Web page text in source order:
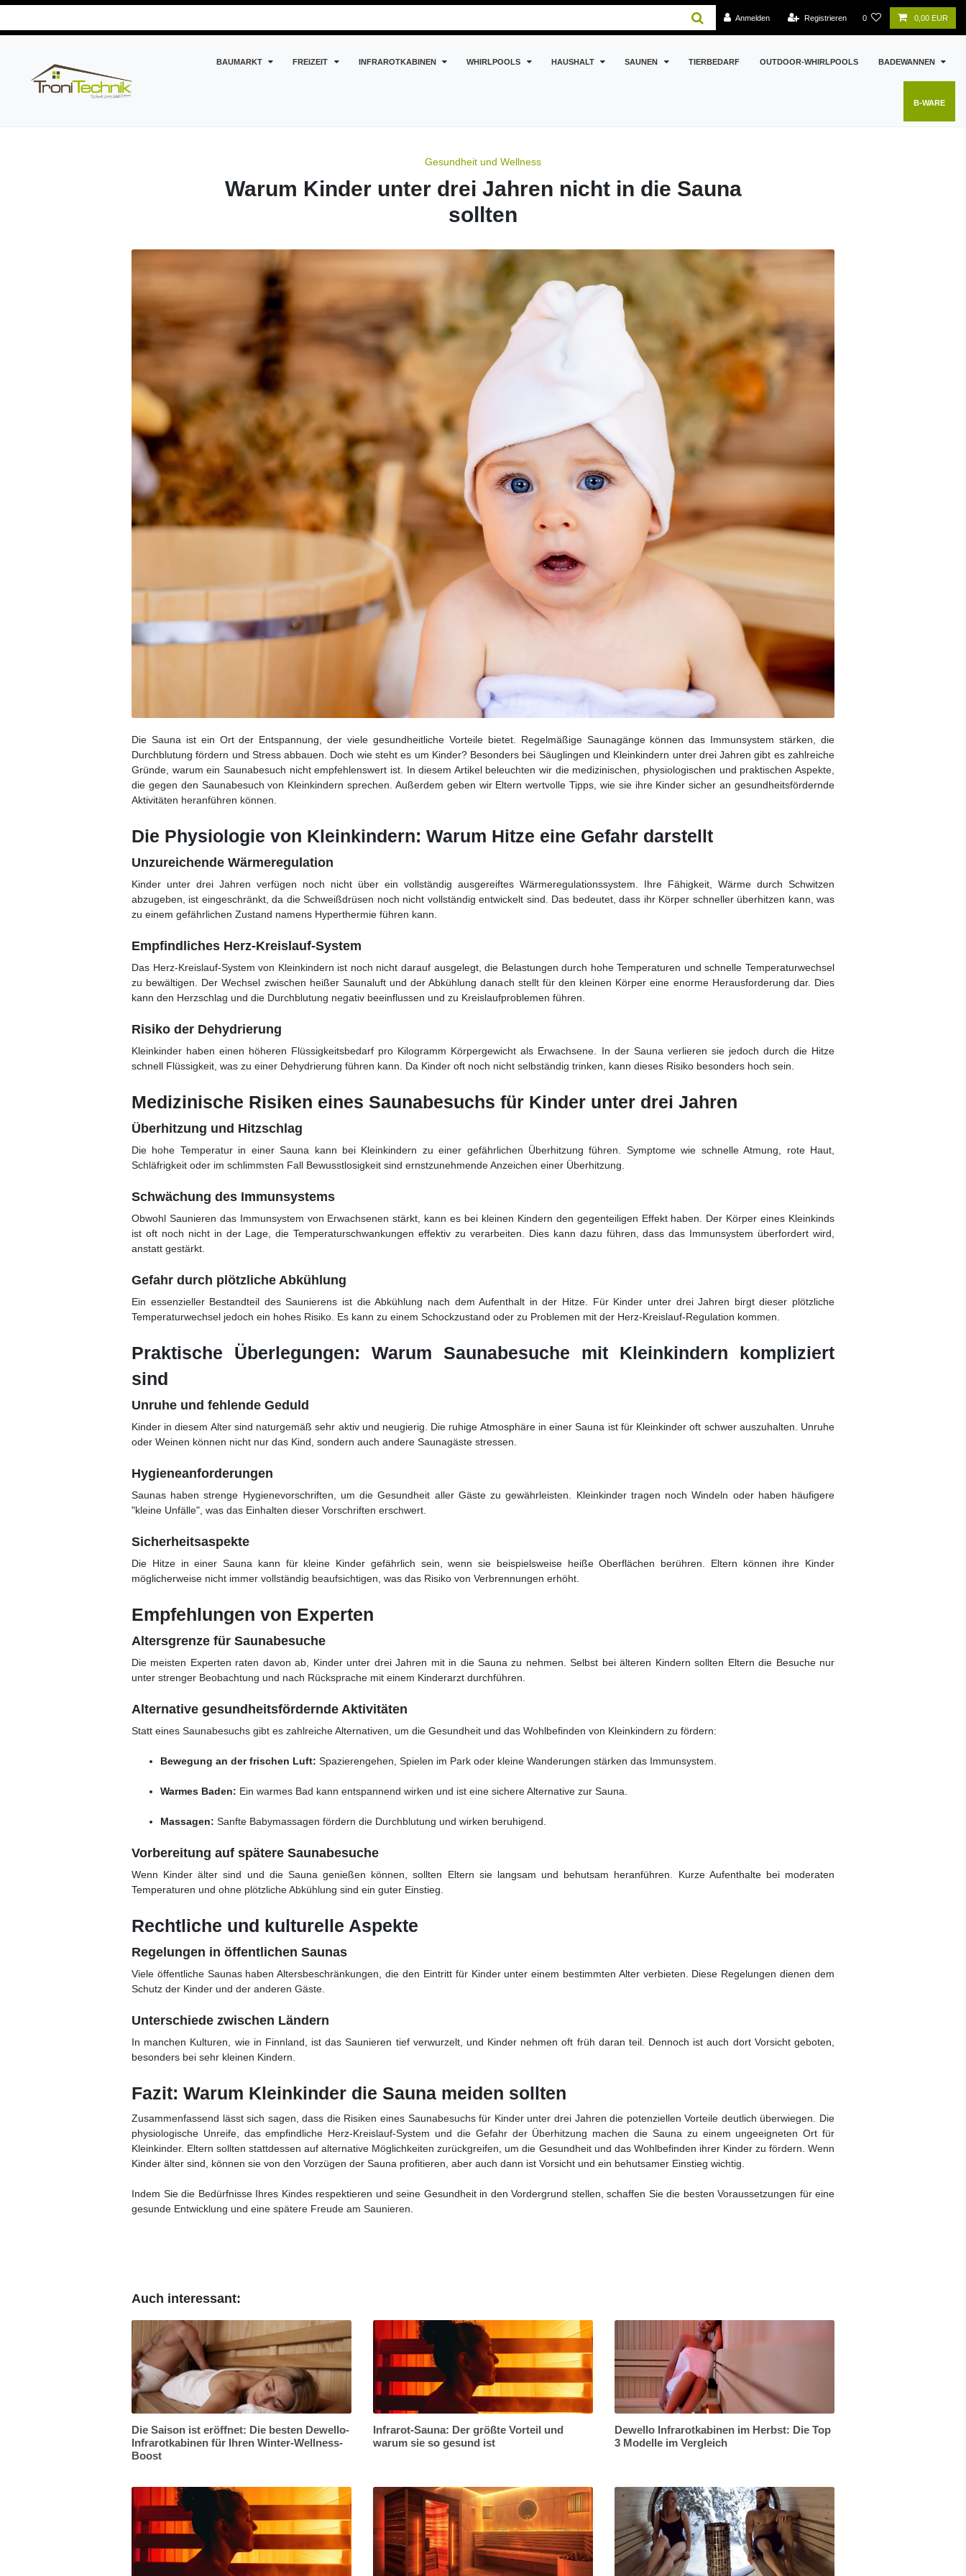
Anmelden Registrieren 0 0,00 EUR
BAUMARKT FREIZEIT INFRAROTKABINEN WHIRLPOOLS HAUSHALT SAUNEN TIERBEDARF OUTDOOR-WHIRLPOOLS BADEWANNEN
B-WARE
Gesundheit und Wellness
Warum Kinder unter drei Jahren nicht in die Sauna
sollten
Die Sauna ist ein Ort der Entspannung, der viele gesundheitliche Vorteile bietet. Regelmäßige Saunagänge können das Immunsystem stärken, die
Durchblutung fördern und Stress abbauen. Doch wie steht es um Kinder? Besonders bei Säuglingen und Kleinkindern unter drei Jahren gibt es zahlreiche
Gründe, warum ein Saunabesuch nicht empfehlenswert ist. In diesem Artikel beleuchten wir die medizinischen, physiologischen und praktischen Aspekte,
die gegen den Saunabesuch von Kleinkindern sprechen. Außerdem geben wir Eltern wertvolle Tipps, wie sie ihre Kinder sicher an gesundheitsfördernde
Aktivitäten heranführen können.
Die Physiologie von Kleinkindern: Warum Hitze eine Gefahr darstellt
Unzureichende Wärmeregulation
Kinder unter drei Jahren verfügen noch nicht über ein vollständig ausgereiftes Wärmeregulationssystem. Ihre Fähigkeit, Wärme durch Schwitzen
abzugeben, ist eingeschränkt, da die Schweißdrüsen noch nicht vollständig entwickelt sind. Das bedeutet, dass ihr Körper schneller überhitzen kann, was
zu einem gefährlichen Zustand namens Hyperthermie führen kann.
Empfindliches Herz-Kreislauf-System
Das Herz-Kreislauf-System von Kleinkindern ist noch nicht darauf ausgelegt, die Belastungen durch hohe Temperaturen und schnelle Temperaturwechsel
zu bewältigen. Der Wechsel zwischen heißer Saunaluft und der Abkühlung danach stellt für den kleinen Körper eine enorme Herausforderung dar. Dies
kann den Herzschlag und die Durchblutung negativ beeinflussen und zu Kreislaufproblemen führen.
Risiko der Dehydrierung
Kleinkinder haben einen höheren Flüssigkeitsbedarf pro Kilogramm Körpergewicht als Erwachsene. In der Sauna verlieren sie jedoch durch die Hitze
schnell Flüssigkeit, was zu einer Dehydrierung führen kann. Da Kinder oft noch nicht selbständig trinken, kann dieses Risiko besonders hoch sein.
Medizinische Risiken eines Saunabesuchs für Kinder unter drei Jahren
Überhitzung und Hitzschlag
Die hohe Temperatur in einer Sauna kann bei Kleinkindern zu einer gefährlichen Überhitzung führen. Symptome wie schnelle Atmung, rote Haut,
Schläfrigkeit oder im schlimmsten Fall Bewusstlosigkeit sind ernstzunehmende Anzeichen einer Überhitzung.
Schwächung des Immunsystems
Obwohl Saunieren das Immunsystem von Erwachsenen stärkt, kann es bei kleinen Kindern den gegenteiligen Effekt haben. Der Körper eines Kleinkinds
ist oft noch nicht in der Lage, die Temperaturschwankungen effektiv zu verarbeiten. Dies kann dazu führen, dass das Immunsystem überfordert wird,
anstatt gestärkt.
Gefahr durch plötzliche Abkühlung
Ein essenzieller Bestandteil des Saunierens ist die Abkühlung nach dem Aufenthalt in der Hitze. Für Kinder unter drei Jahren birgt dieser plötzliche
Temperaturwechsel jedoch ein hohes Risiko. Es kann zu einem Schockzustand oder zu Problemen mit der Herz-Kreislauf-Regulation kommen.
Praktische Überlegungen: Warum Saunabesuche mit Kleinkindern kompliziert
sind
Unruhe und fehlende Geduld
Kinder in diesem Alter sind naturgemäß sehr aktiv und neugierig. Die ruhige Atmosphäre in einer Sauna ist für Kleinkinder oft schwer auszuhalten. Unruhe
oder Weinen können nicht nur das Kind, sondern auch andere Saunagäste stressen.
Hygieneanforderungen
Saunas haben strenge Hygienevorschriften, um die Gesundheit aller Gäste zu gewährleisten. Kleinkinder tragen noch Windeln oder haben häufigere
"kleine Unfälle", was das Einhalten dieser Vorschriften erschwert.
Sicherheitsaspekte
Die Hitze in einer Sauna kann für kleine Kinder gefährlich sein, wenn sie beispielsweise heiße Oberflächen berühren. Eltern können ihre Kinder
möglicherweise nicht immer vollständig beaufsichtigen, was das Risiko von Verbrennungen erhöht.
Empfehlungen von Experten
Altersgrenze für Saunabesuche
Die meisten Experten raten davon ab, Kinder unter drei Jahren mit in die Sauna zu nehmen. Selbst bei älteren Kindern sollten Eltern die Besuche nur
unter strenger Beobachtung und nach Rücksprache mit einem Kinderarzt durchführen.
Alternative gesundheitsfördernde Aktivitäten
Statt eines Saunabesuchs gibt es zahlreiche Alternativen, um die Gesundheit und das Wohlbefinden von Kleinkindern zu fördern:
Bewegung an der frischen Luft: Spazierengehen, Spielen im Park oder kleine Wanderungen stärken das Immunsystem.
Warmes Baden: Ein warmes Bad kann entspannend wirken und ist eine sichere Alternative zur Sauna.
Massagen: Sanfte Babymassagen fördern die Durchblutung und wirken beruhigend.
Vorbereitung auf spätere Saunabesuche
Wenn Kinder älter sind und die Sauna genießen können, sollten Eltern sie langsam und behutsam heranführen. Kurze Aufenthalte bei moderaten
Temperaturen und ohne plötzliche Abkühlung sind ein guter Einstieg.
Rechtliche und kulturelle Aspekte
Regelungen in öffentlichen Saunas
Viele öffentliche Saunas haben Altersbeschränkungen, die den Eintritt für Kinder unter einem bestimmten Alter verbieten. Diese Regelungen dienen dem
Schutz der Kinder und der anderen Gäste.
Unterschiede zwischen Ländern
In manchen Kulturen, wie in Finnland, ist das Saunieren tief verwurzelt, und Kinder nehmen oft früh daran teil. Dennoch ist auch dort Vorsicht geboten,
besonders bei sehr kleinen Kindern.
Fazit: Warum Kleinkinder die Sauna meiden sollten
Zusammenfassend lässt sich sagen, dass die Risiken eines Saunabesuchs für Kinder unter drei Jahren die potenziellen Vorteile deutlich überwiegen. Die
physiologische Unreife, das empfindliche Herz-Kreislauf-System und die Gefahr der Überhitzung machen die Sauna zu einem ungeeigneten Ort für
Kleinkinder. Eltern sollten stattdessen auf alternative Möglichkeiten zurückgreifen, um die Gesundheit und das Wohlbefinden ihrer Kinder zu fördern. Wenn
Kinder älter sind, können sie von den Vorzügen der Sauna profitieren, aber auch dann ist Vorsicht und ein behutsamer Einstieg wichtig.
Indem Sie die Bedürfnisse Ihres Kindes respektieren und seine Gesundheit in den Vordergrund stellen, schaffen Sie die besten Voraussetzungen für eine
gesunde Entwicklung und eine spätere Freude am Saunieren.
Auch interessant:
Die Saison ist eröffnet: Die besten Dewello-
Infrarotkabinen für Ihren Winter-Wellness-
Boost
Infrarot-Sauna: Der größte Vorteil und
warum sie so gesund ist
Dewello Infrarotkabinen im Herbst: Die Top
3 Modelle im Vergleich